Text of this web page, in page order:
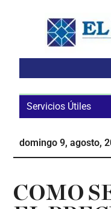
Servicios Útiles
domingo 9, agosto,
COMO